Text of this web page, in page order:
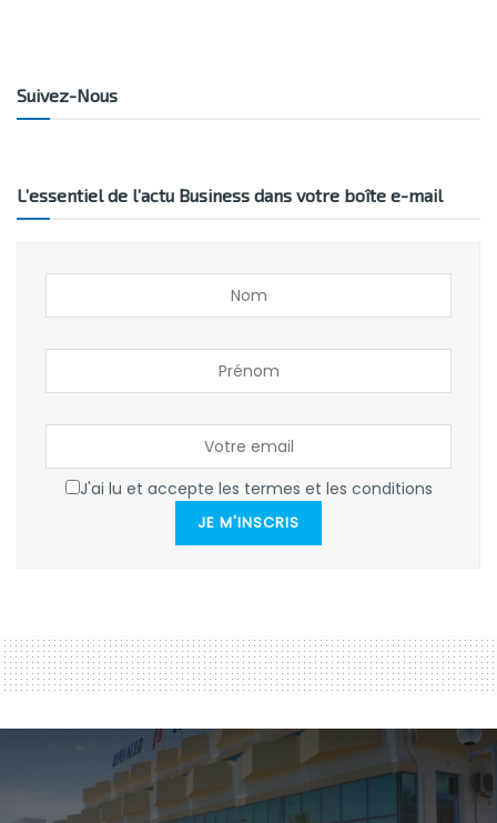
Suivez-Nous
L’essentiel de l’actu Business dans votre boîte e-mail
J'ai lu et accepte les termes et les conditions
JE M'INSCRIS